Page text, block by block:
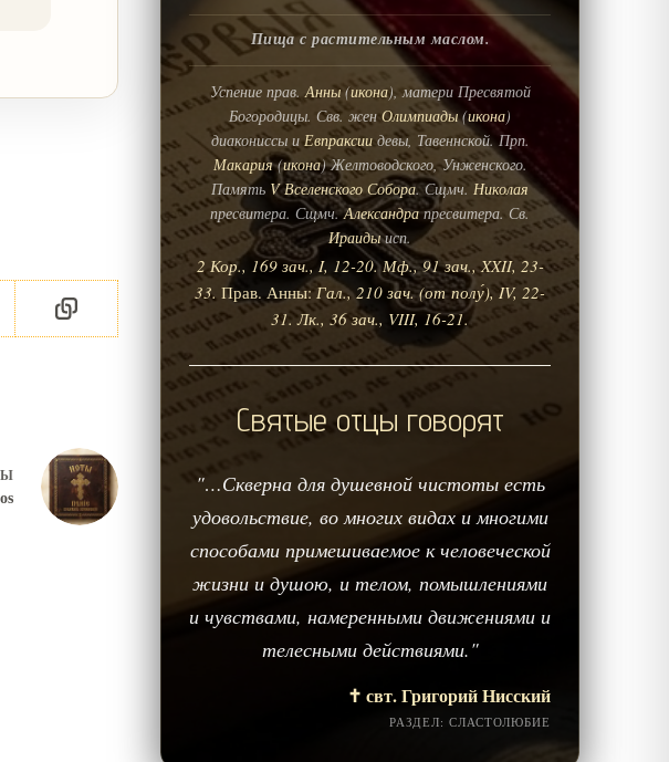
Пища с растительным маслом.
Успение прав.Анны(икона), матери Пресвятой
Богородицы. Свв. женОлимпиады(икона)
диакониссы иЕвпраксиидевы, Тавеннской. Прп.
Макария(икона) Желтоводского, Унженского.
Память V Вселенского Собора. Сщмч.Николая
пресвитера. Сщмч.Александрапресвитера. Св.
Ираидыисп.
2 Кор., 169 зач., I, 12-20. Мф., 91 зач., XXII, 23-
33. Прав. Анны:Гал., 210 зач. (от полу́), IV, 22-
31. Лк., 36 зач., VIII, 16-21.
Святые отцы говорят
"…Скверна для душевной чистоты есть
удовольствие, во многих видах и многими
способами примешиваемое к человеческой
жизни и душою, и телом, помышлениями
и чувствами, намеренными движениями и
телесными действиями."
✝️ свт. Григорий Нисский
РАЗДЕЛ: СЛАСТОЛЮБИЕ